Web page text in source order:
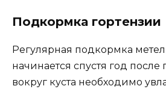
Подкормка гортензии
Регулярная подкормка
начинается спустя год
вокруг куста необходимо